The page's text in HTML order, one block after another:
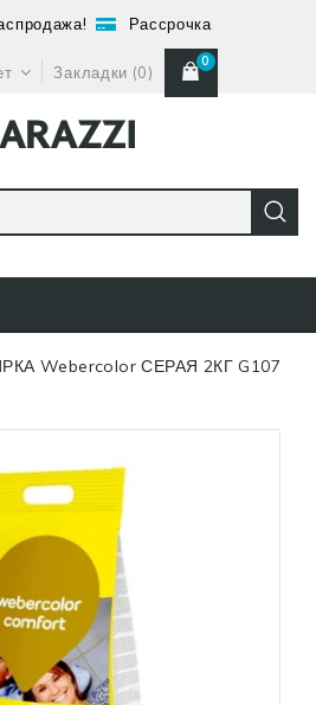
Рассрочка
Закладки (0)
0
Webercolor СЕРАЯ 2КГ G107